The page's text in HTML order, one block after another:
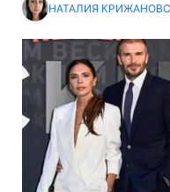
НАТАЛИЯ